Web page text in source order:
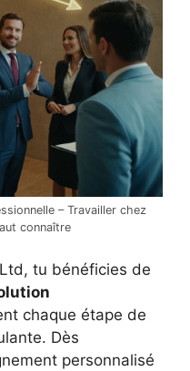
– Travailler chez
connaître
tu bénéficies de
chaque étape de
Dès
personnalisé